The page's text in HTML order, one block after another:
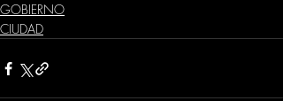
GOBIERNO
CIUDAD